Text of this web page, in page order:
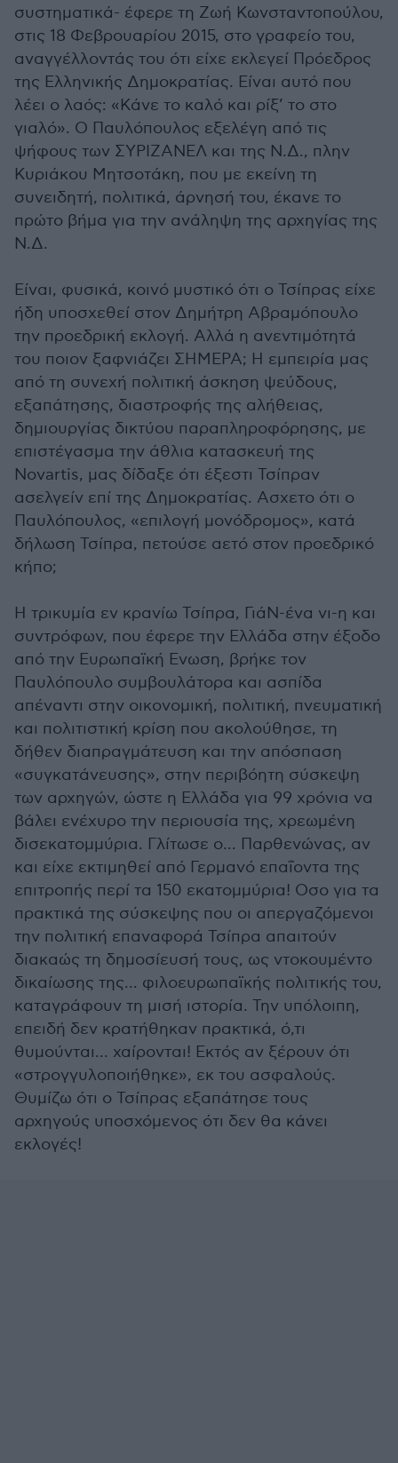
συστηματικά- έφερε τη Ζωή Κωνσταντοπούλου,
στις 18 Φεβρουαρίου 2015, στο γραφείο του,
αναγγέλλοντάς του ότι είχε εκλεγεί Πρόεδρος
της Ελληνικής Δημοκρατίας. Είναι αυτό που
λέει ο λαός: «Κάνε το καλό και ρίξ’ το στο
γιαλό». Ο Παυλόπουλος εξελέγη από τις
ψήφους των ΣΥΡΙΖΑΝΕΛ και της Ν.Δ., πλην
Κυριάκου Μητσοτάκη, που με εκείνη τη
συνειδητή, πολιτικά, άρνησή του, έκανε το
πρώτο βήμα για την ανάληψη της αρχηγίας της
Ν.Δ.
Είναι, φυσικά, κοινό μυστικό ότι ο Τσίπρας είχε
ήδη υποσχεθεί στον Δημήτρη Αβραμόπουλο
την προεδρική εκλογή. Αλλά η ανεντιμότητά
του ποιον ξαφνιάζει ΣΗΜΕΡΑ; Η εμπειρία μας
από τη συνεχή πολιτική άσκηση ψεύδους,
εξαπάτησης, διαστροφής της αλήθειας,
δημιουργίας δικτύου παραπληροφόρησης, με
επιστέγασμα την άθλια κατασκευή της
Novartis, μας δίδαξε ότι έξεστι Τσίπραν
ασελγείν επί της Δημοκρατίας. Ασχετο ότι ο
Παυλόπουλος, «επιλογή μονόδρομος», κατά
δήλωση Τσίπρα, πετούσε αετό στον προεδρικό
κήπο;
Η τρικυμία εν κρανίω Τσίπρα, ΓιάΝ-ένα νι-η και
συντρόφων, που έφερε την Ελλάδα στην έξοδο
από την Ευρωπαϊκή Ενωση, βρήκε τον
Παυλόπουλο συμβουλάτορα και ασπίδα
απέναντι στην οικονομική, πολιτική, πνευματική
και πολιτιστική κρίση που ακολούθησε, τη
δήθεν διαπραγμάτευση και την απόσπαση
«συγκατάνευσης», στην περιβόητη σύσκεψη
των αρχηγών, ώστε η Ελλάδα για 99 χρόνια να
βάλει ενέχυρο την περιουσία της, χρεωμένη
δισεκατομμύρια. Γλίτωσε ο... Παρθενώνας, αν
και είχε εκτιμηθεί από Γερμανό επαΐοντα της
επιτροπής περί τα 150 εκατομμύρια! Οσο για τα
πρακτικά της σύσκεψης που οι απεργαζόμενοι
την πολιτική επαναφορά Τσίπρα απαιτούν
διακαώς τη δημοσίευσή τους, ως ντοκουμέντο
δικαίωσης της... φιλοευρωπαϊκής πολιτικής του,
καταγράφουν τη μισή ιστορία. Την υπόλοιπη,
επειδή δεν κρατήθηκαν πρακτικά, ό,τι
θυμούνται... χαίρονται! Εκτός αν ξέρουν ότι
«στρογγυλοποιήθηκε», εκ του ασφαλούς.
Θυμίζω ότι ο Τσίπρας εξαπάτησε τους
αρχηγούς υποσχόμενος ότι δεν θα κάνει
εκλογές!